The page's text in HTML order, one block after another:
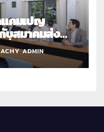
คมเปญ
กับสมาคมส่ง
นื่องในวันสตรี
ADMIN